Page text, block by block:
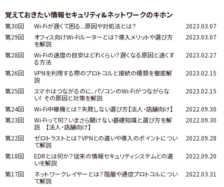
覚えておきたい情報セキュリティ&ネットワークのキホン
第30回 Wi-Fiが遅くて困る...原因や対処法とは？
2023.03.07
第29回
オフィス向けWi-Fiルーターとは？導入メリットや選び方
を解説
2023.03.07
第28回
Wi-Fiの速度の目安はどれくらい？遅くなる原因と速くす
る方法
2023.02.27
第26回
VPNを利用する際のプロトコルと接続の種類を徹底解
説
2023.02.15
第25回
スマホはつながるのに、パソコンのWi-Fiがつながらな
い！ その原因と対策を解説
2023.02.15
第24回 Wi-Fi中継機とは？失敗しない選び方【法人・店舗向け】
2022.09.30
第23回
Wi-Fiって何？いまさら聞けない基礎知識と選び方を解
説 【法人・店舗向け】
2022.09.30
第22回
ゼロトラストとは？VPNとの違いや導入のポイントについ
て解説
2022.09.28
第18回
EDRとは何か？従来の情報セキュリティシステムとの違
いを解説
2022.09.20
第17回
ネットワークレイヤーとは？階層や通信プロトコルについ
て解説
2022.03.31